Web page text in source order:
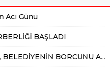
Acı Günü
BAŞLADI
BORCUNU AÇIKLADI